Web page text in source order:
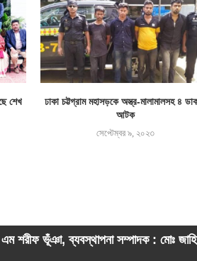
শেখ
ঢাকা চট্টগ্রাম মহাসড়কে অস্ত্র-মালামালসহ ৪
আটক
সেপ্টেম্বর ৯, ২০২৩
শরীফ ভূঁঞা, ব্যবস্থাপনা সম্পাদক : মোঃ